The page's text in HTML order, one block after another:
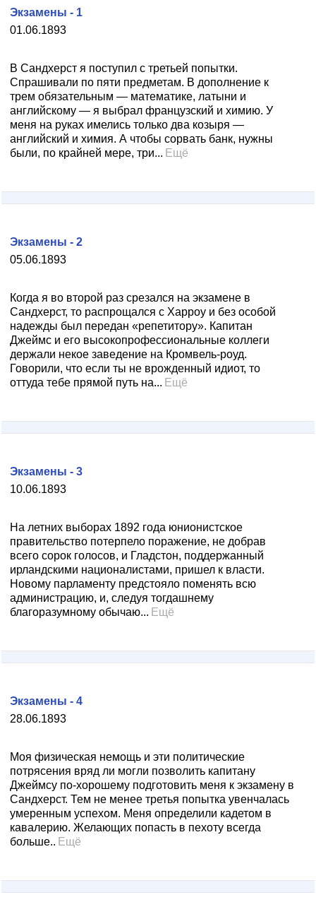
01.06.1893
Экзамены - 1
В Сандхерст я поступил с третьей попытки.
Спрашивали по пяти предметам. В дополнение к
трем обязательным — математике, латыни и
английскому — я выбрал французский и химию. У
меня на руках имелись только два козыря —
английский и химия. А чтобы сорвать банк, нужны
были, по крайней мере, три... Ещё
05.06.1893
Экзамены - 2
Когда я во второй раз срезался на экзамене в
Сандхерст, то распрощался с Харроу и без особой
надежды был передан «репетитору». Капитан
Джеймс и его высокопрофессиональные коллеги
держали некое заведение на Кромвель-роуд.
Говорили, что если ты не врожденный идиот, то
оттуда тебе прямой путь на... Ещё
10.06.1893
Экзамены - 3
На летних выборах 1892 года юнионистское
правительство потерпело поражение, не добрав
всего сорок голосов, и Гладстон, поддержанный
ирландскими националистами, пришел к власти.
Новому парламенту предстояло поменять всю
администрацию, и, следуя тогдашнему
благоразумному обычаю... Ещё
28.06.1893
Экзамены - 4
Моя физическая немощь и эти политические
потрясения вряд ли могли позволить капитану
Джеймсу по-хорошему подготовить меня к экзамену в
Сандхерст. Тем не менее третья попытка увенчалась
умеренным успехом. Меня определили кадетом в
кавалерию. Желающих попасть в пехоту всегда
больше.. Ещё